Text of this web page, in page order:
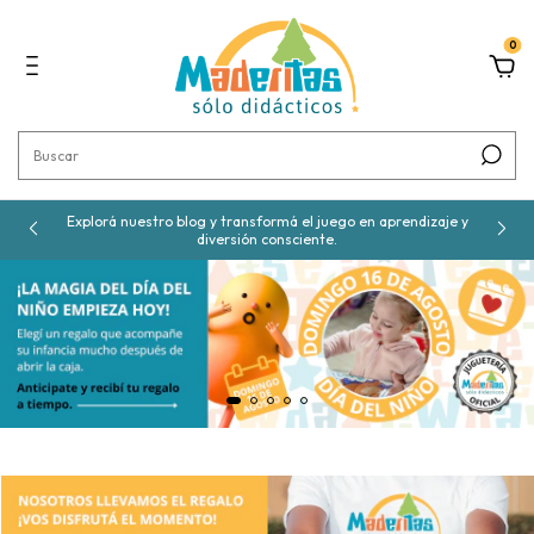
0
Explorá nuestro blog y transformá el juego en aprendizaje y
diversión consciente.